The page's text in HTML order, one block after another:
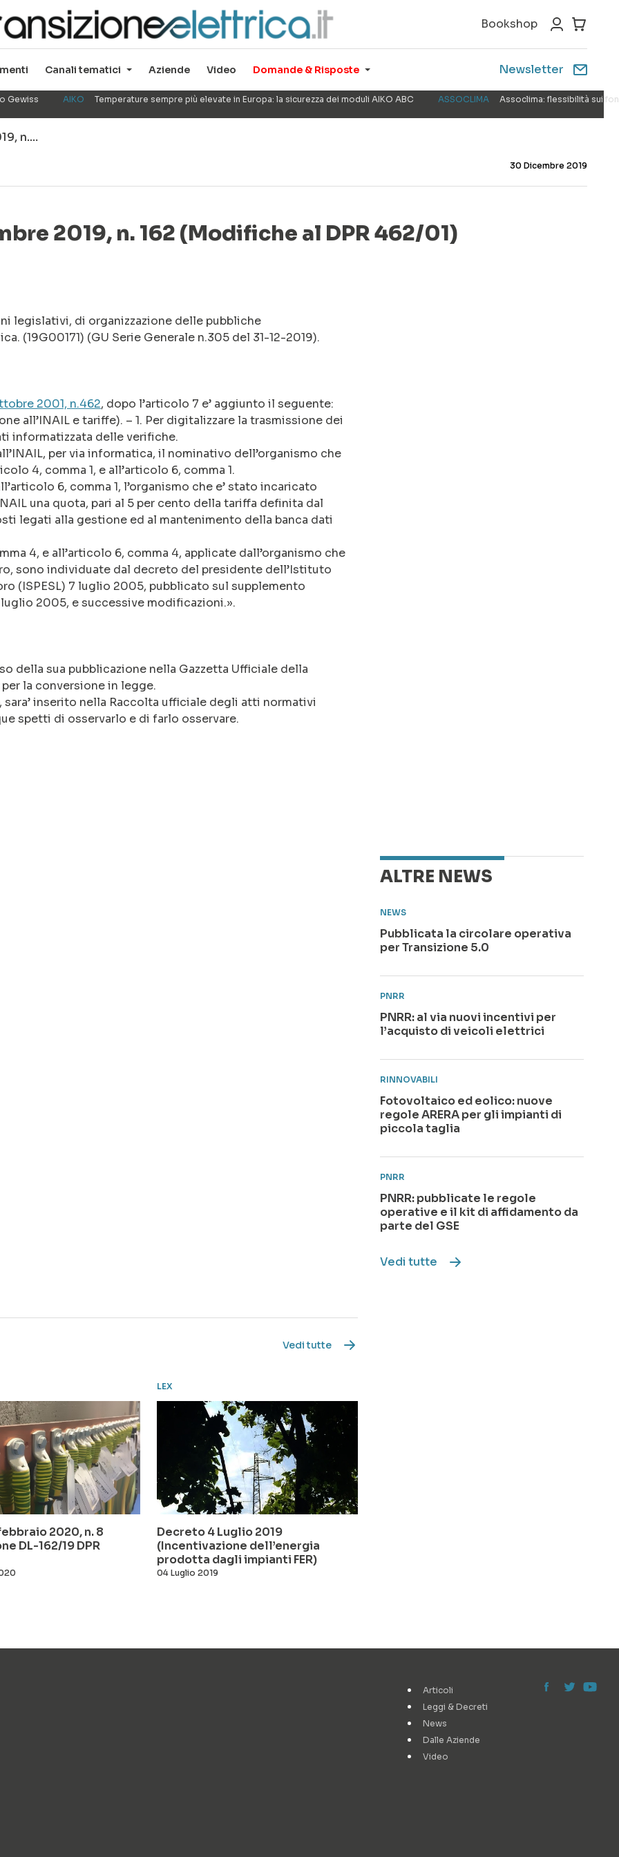
Bookshop
Canali tematici Aziende Video Domande & Risposte Newsletter
Gewiss AIKO Temperature sempre più elevate in Europa: la sicurezza dei moduli AIKO ABC ASSOCLIMA Assoclima: flessibilità sui
n.…
30 Dicembre 2019
2019, n. 162 (Modifiche al DPR 462/01)
legislativi, di organizzazione delle pubbliche
(19G00171) (GU Serie Generale n.305 del 31-12-2019).
2001, n.462, dopo l’articolo 7 e’ aggiunto il seguente:
all’INAIL e tariffe). – 1. Per digitalizzare la trasmissione dei
informatizzata delle verifiche.
per via informatica, il nominativo dell’organismo che
4, comma 1, e all’articolo 6, comma 1.
6, comma 1, l’organismo che e’ stato incaricato
una quota, pari al 5 per cento della tariffa definita dal
legati alla gestione ed al mantenimento della banca dati
4, e all’articolo 6, comma 4, applicate dall’organismo che
sono individuate dal decreto del presidente dell’Istituto
(ISPESL) 7 luglio 2005, pubblicato sul supplemento
luglio 2005, e successive modificazioni.».
della sua pubblicazione nella Gazzetta Ufficiale della
la conversione in legge.
inserito nella Raccolta ufficiale degli atti normativi
spetti di osservarlo e di farlo osservare.
ALTRE NEWS
NEWS
Pubblicata la circolare operativa
per Transizione 5.0
PNRR
PNRR: al via nuovi incentivi per
l’acquisto di veicoli elettrici
RINNOVABILI
Fotovoltaico ed eolico: nuove
regole ARERA per gli impianti di
piccola taglia
PNRR
PNRR: pubblicate le regole
operative e il kit di affidamento da
parte del GSE
Vedi tutte
Vedi tutte
2020, n. 8
DL-162/19 DPR
LEX
Decreto 4 Luglio 2019
(Incentivazione dell’energia
prodotta dagli impianti FER)
04 Luglio 2019
Articoli
Leggi & Decreti
News
Dalle Aziende
Video